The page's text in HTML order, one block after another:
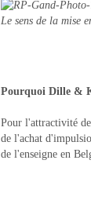
Le sens de la mise
Pourquoi Dille &
Pour l'attractivité
de l'achat
de l'enseigne en